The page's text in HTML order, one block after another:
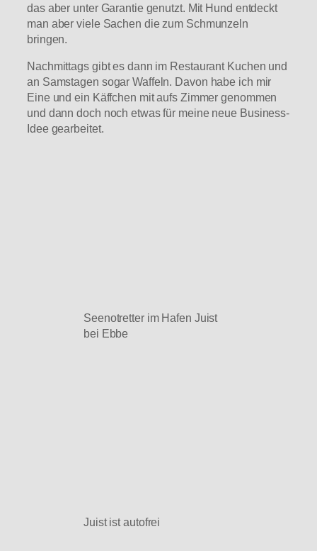
das aber unter Garantie genutzt. Mit Hund entdeckt
man aber viele Sachen die zum Schmunzeln
bringen.
Nachmittags gibt es dann im Restaurant Kuchen und
an Samstagen sogar Waffeln. Davon habe ich mir
Eine und ein Käffchen mit aufs Zimmer genommen
und dann doch noch etwas für meine neue Business-
Idee gearbeitet.
Seenotretter im Hafen Juist
bei Ebbe
Juist ist autofrei